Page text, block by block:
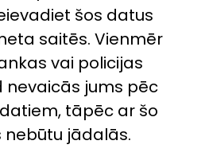
šos datus
saitēs. Vienmēr
vai policijas
nevaicās jums pēc
tāpēc ar šo
jādalās.